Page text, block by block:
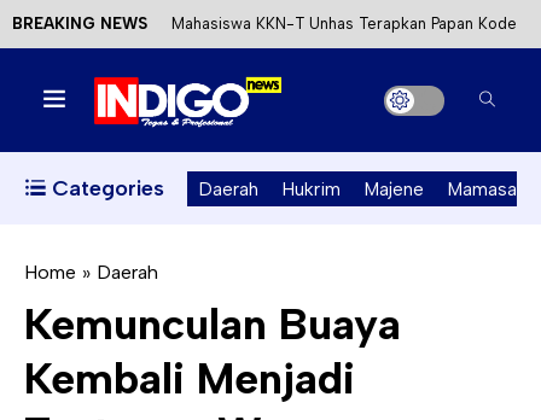
BREAKING NEWS Mahasiswa KKN-T Unhas Terapkan Papan Kode
Etik Wisata di Pantai Lawere Desa Lotang Salo
Satu DPO Pengeroyokan SPBU Tapalang
Ditangkap, Satu Lagi Kabur ke Kalimantan
Kecewa Kapolresta Absen, APPK Mamuju
Soroti Kejanggalan Kasus Tambang Emas Ilegal
Categories Daerah Hukrim Majene Mamasa
Home » Daerah
Kemunculan Buaya
Kembali Menjadi